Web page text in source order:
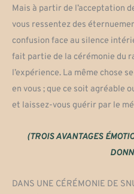
Mais à partir de l’acceptation
vous ressentez des
confusion face au silence
fait partie de la cérémonie du
l’expérience. La même chose
en vous ; que ce soit agréable
et laissez-vous guérir par le
(TROIS AVANTAGES
DANS UNE CÉRÉMONIE DE